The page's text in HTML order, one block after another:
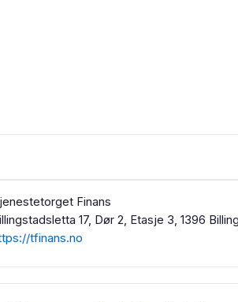
Finans
17, Dør 2, Etasje 3, 1396
tfinans.no